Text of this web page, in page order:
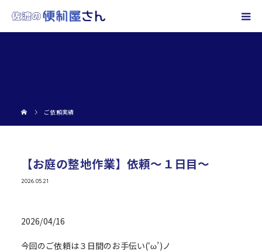
ご依頼実績
【お庭の整地作業】依頼～１日目～
2026.05.21
2026/04/16
今回のご依頼は３日間のお手伝い(‘ω’)ノ